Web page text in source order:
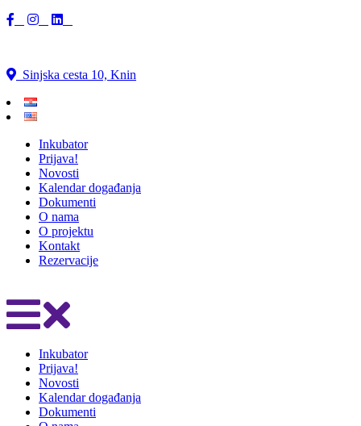
Sinjska cesta 10, Knin
Inkubator
Prijava!
Novosti
Kalendar događanja
Dokumenti
O nama
O projektu
Kontakt
Rezervacije
Inkubator
Prijava!
Novosti
Kalendar događanja
Dokumenti